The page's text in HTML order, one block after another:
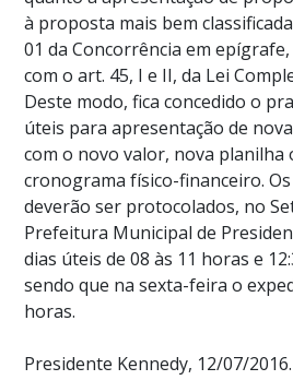
à proposta mais bem
01 da Concorrência em
com o art. 45, I e II, da Lei
Deste modo, fica concedido o
úteis para apresentação de
com o novo valor, nova planilha
cronograma físico-financeiro.
deverão ser protocolados, no
Prefeitura Municipal de
dias úteis de 08 às 11 horas e
sendo que na sexta-feira o
horas.
Presidente Kennedy, 12/07/2016.